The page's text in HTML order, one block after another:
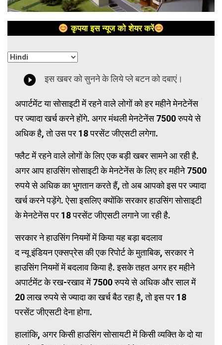
कृपया इस न्यूज को शेयर करें
अपार्टमेंट या सोसाइटी में रहने वाले लोगों को हर महीने मेनटेनेंस
पर ज्यादा खर्च करने होंगे. अगर मंथली मेनटेनेंस 7500 रुपये से
अधिक है, तो उस पर 18 परसेंट जीएसटी लगेगा.
फ्लैट में रहने वाले लोगों के लिए एक बड़ी खबर सामने आ रही है.
अगर आप हाउसिंग सोसाइटी के मेनटेनेंस के लिए हर महीने 7500
रुपये से अधिक का भुगतान करते हैं, तो अब आपको इस पर ज्यादा
खर्च करने पड़ेंगे. ऐसा इसलिए क्योंकि सरकार हाउसिंग सोसाइटी
के मेनटेनेंस पर 18 परसेंट जीएसटी लगाने जा रही है.
सरकार ने हाउसिंग नियमों में किया यह बड़ा बदलाव
द न्यू इंडियन एक्सप्रेस की एक रिपोर्ट के मुताबिक, सरकार ने
हाउसिंग नियमों में बदलाव किया है. इसके तहत अगर हर महीने
अपार्टमेंट के रख-रखाव में 7500 रुपये से अधिक और साल में
20 लाख रुपये से ज्यादा का खर्च बैठ रहा है, तो इस पर 18
परसेंट जीएसटी देना होगा.
हालांकि, अगर किसी हाउसिंग सोसायटी में किसी व्यक्ति के दो या